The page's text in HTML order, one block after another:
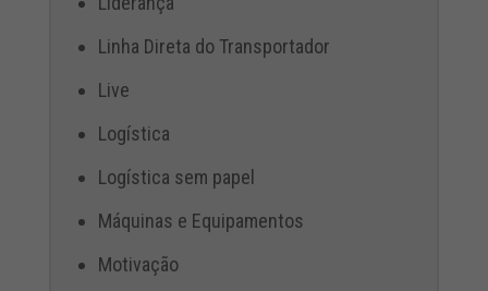
Linha Direta do Transportador
Live
Logística
Logística sem papel
Máquinas e Equipamentos
Motivação